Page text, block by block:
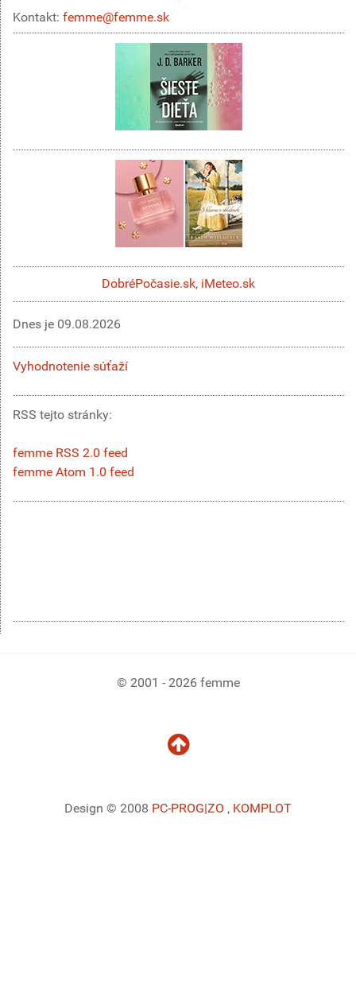
Kontakt: femme@femme.sk
DobréPočasie.sk, iMeteo.sk
Dnes je 09.08.2026
Vyhodnotenie súťaží
RSS tejto stránky:
femme RSS 2.0 feed
femme Atom 1.0 feed
© 2001 - 2026 femme
Design © 2008 PC-PROG|ZO , KOMPLOT